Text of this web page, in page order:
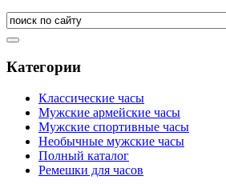
Категории
Классические часы
Мужские армейские часы
Мужские спортивные часы
Необычные мужские часы
Полный каталог
Ремешки для часов